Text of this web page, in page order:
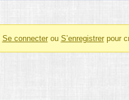
Se connecterou S’enregistrerpour